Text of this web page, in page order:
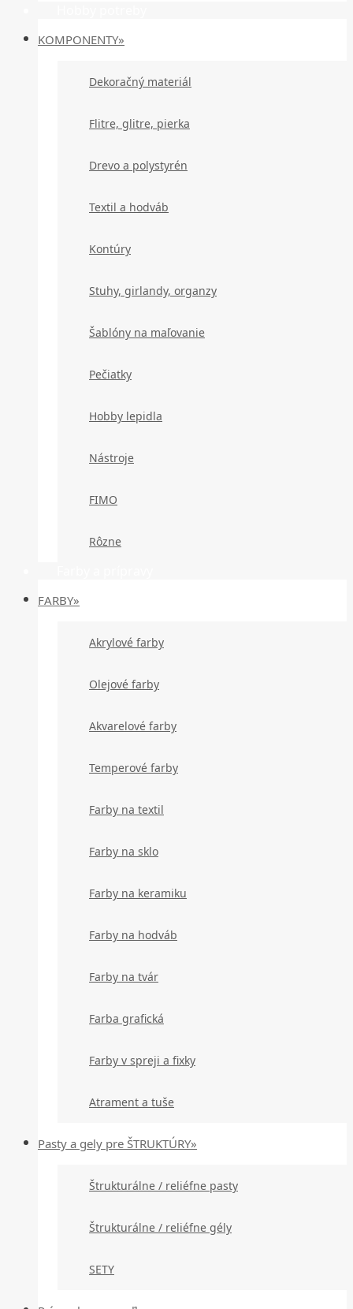
KOMPONENTY»
Dekoračný materiál
Flitre, glitre, pierka
Drevo a polystyrén
Textil a hodváb
Kontúry
Stuhy, girlandy, organzy
Šablóny na maľovanie
Pečiatky
Hobby lepidla
Nástroje
FIMO
Rôzne
FARBY»
Akrylové farby
Olejové farby
Akvarelové farby
Temperové farby
Farby na textil
Farby na sklo
Farby na keramiku
Farby na hodváb
Farby na tvár
Farba grafická
Farby v spreji a fixky
Atrament a tuše
Pasty a gely pre ŠTRUKTÚRY»
Štrukturálne / reliéfne pasty
Štrukturálne / reliéfne gély
SETY